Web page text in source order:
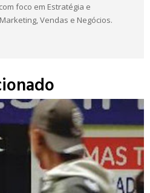
foco em Estratégia e
Vendas e Negócios.